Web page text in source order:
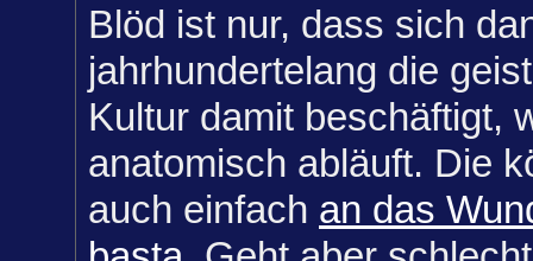
Blöd ist nur, dass sich
jahrhundertelang die
Kultur damit beschäftigt,
anatomisch abläuft. Die
auch einfach an das